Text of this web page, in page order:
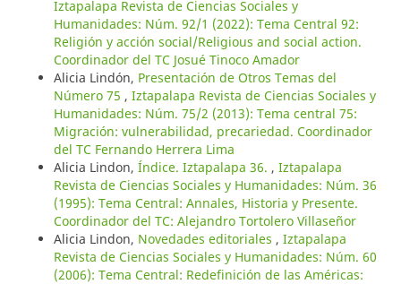
Iztapalapa Revista de Ciencias Sociales y
Humanidades: Núm. 92/1 (2022): Tema Central 92:
Religión y acción social/Religious and social action.
Coordinador del TC Josué Tinoco Amador
Alicia Lindón, Presentación de Otros Temas del
Número 75 , Iztapalapa Revista de Ciencias Sociales y
Humanidades: Núm. 75/2 (2013): Tema central 75:
Migración: vulnerabilidad, precariedad. Coordinador
del TC Fernando Herrera Lima
Alicia Lindon, Índice. Iztapalapa 36. , Iztapalapa
Revista de Ciencias Sociales y Humanidades: Núm. 36
(1995): Tema Central: Annales, Historia y Presente.
Coordinador del TC: Alejandro Tortolero Villaseñor
Alicia Lindon, Novedades editoriales , Iztapalapa
Revista de Ciencias Sociales y Humanidades: Núm. 60
(2006): Tema Central: Redefinición de las Américas: